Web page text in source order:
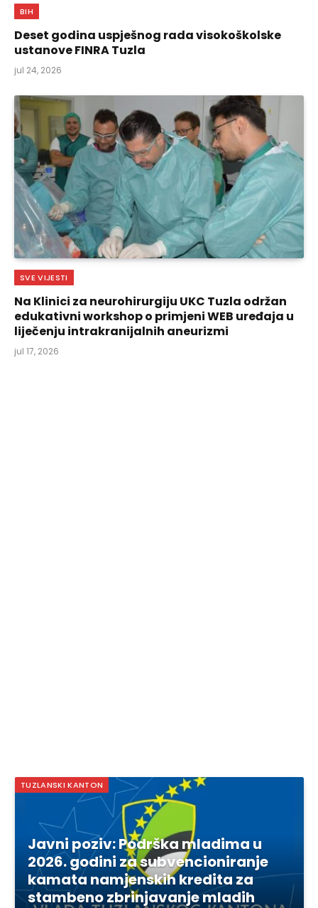
BIH
Deset godina uspješnog rada visokoškolske
ustanove FINRA Tuzla
jul 24, 2026
SVE VIJESTI
Na Klinici za neurohirurgiju UKC Tuzla održan
edukativni workshop o primjeni WEB uređaja u
liječenju intrakranijalnih aneurizmi
jul 17, 2026
TUZLANSKI KANTON
Javni poziv: Podrška mladima u
2026. godini za subvencioniranje
kamata namjenskih kredita za
stambeno zbrinjavanje mladih